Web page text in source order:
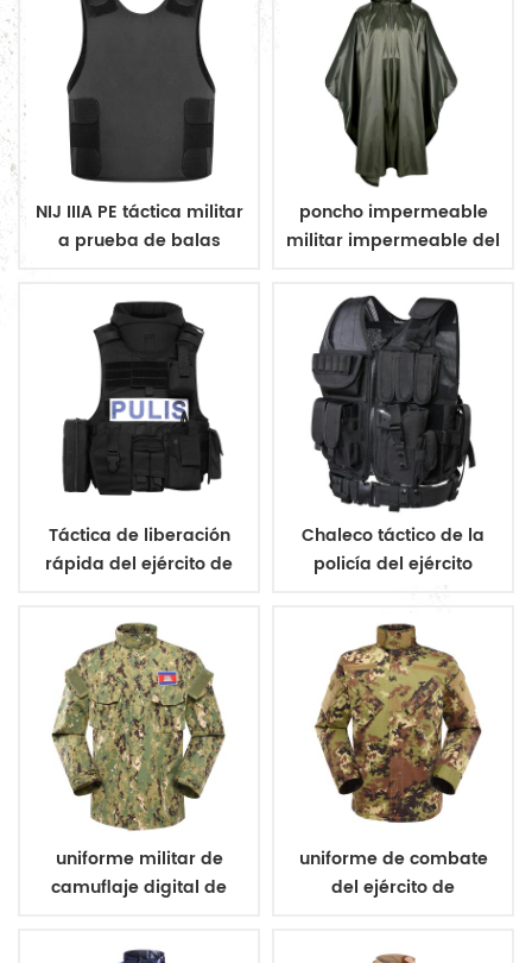
NIJ IIIA PE táctica militar
a prueba de balas
poncho impermeable
militar impermeable del
Táctica de liberación
rápida del ejército de
prueba de balas
Chaleco táctico de la
policía del ejército
uniforme militar de
camuflaje digital de
uniforme de combate
del ejército de